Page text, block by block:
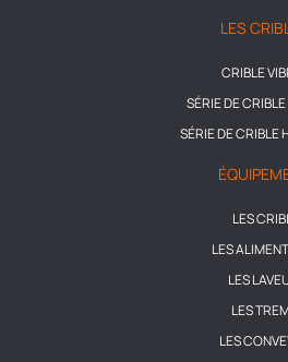
LES
CRIBLE
SÉRIE DE
SÉRIE DE CRIBLE
LES
LES
LES
LES
LES